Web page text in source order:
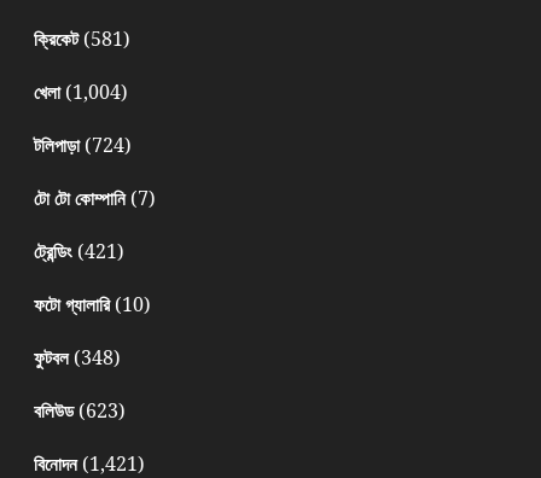
ক্রিকেট(581)
খেলা(1,004)
টলিপাড়া(724)
টো টো কোম্পানি(7)
ট্রেন্ডিং(421)
ফটো গ্যালারি(10)
ফুটবল(348)
বলিউড(623)
বিনোদন(1,421)